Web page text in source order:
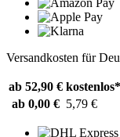
Versandkosten für
ab 52,90 € kostenlos*
ab 0,00 € 5,79 €